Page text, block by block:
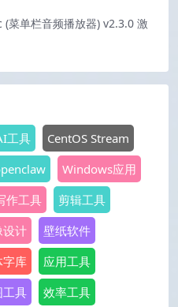
菜单栏音频播放器) v2.3.0 激
工具
CentOS Stream
Windows应用
作工具
剪辑工具
设计
壁纸软件
字库
应用工具
工具
效率工具